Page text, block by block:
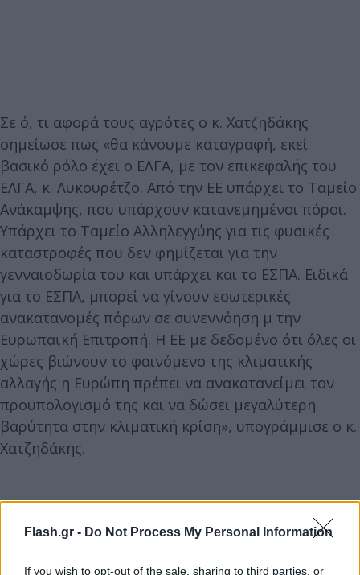
Flash.gr - Do Not Process My Personal Information
If you wish to opt-out of the sale, sharing to third parties, or
Σε ό, τι αφορά τους αγρότες ο κ. Χατζηδάκης
σημείωσε πως «θα κάνουμε καταγραφή, εκεί
βασικό ρόλο έχει ο ΕΛΓΑ, με τον επικεφαλής του
ΕΛΓΑ, κ. Λυκουρέτζο. Από την ΕΕ υπάρχει το Ταμείο
Ανάκαμψης, που υπάρχουν κατανεμημένοι πόροι.
Υπάρχει το Ταμείο Αλληλεγγύης για τις φυσικές
καταστροφές που δεν φημίζεται για την
γενναιοδωρία του και υπάρχει και το ΕΣΠΑ. Ειδικά
για το ΕΣΠΑ, μπορεί να γίνουν εσωτερικές
ανακατανομές πόρων σε συνεννόηση μ την
Ευρωπαϊκή Επιτροπή. Η ΕΕ με δεδομένο ότι όλες οι
χώρες βιώνουν το φαινόμενο της κλιματικής
αλλαγής η Ευρώπη πρέπει να ανακατανείμει τον
προϋπολογισμό της και να δώσει μεγαλύτερη
βαρύτητα στην κλιματική κρίση», υπογράμμισε ο κ.
Χατζηδάκης.